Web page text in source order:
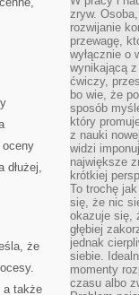
oceny
dłużej,
że
a także
zryw.
rozwijanie
przewagę,
wyłącznie o
wynikającą
ćwiczy,
bo wie, że
sposób
który
z nauki
widzi
największe
krótkiej
To trochę
się, że nic
okazuje się,
głębiej
jednak
siebie.
momenty
czasu albo